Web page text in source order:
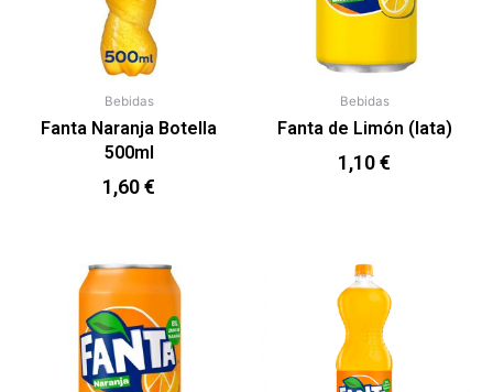
Bebidas
Fanta Naranja Botella
500ml
1,60€
Bebidas
Fanta de Limón (lata)
1,10€